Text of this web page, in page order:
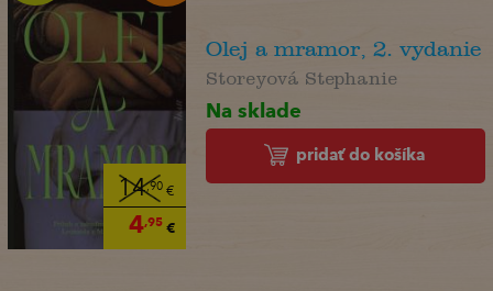
14,90€
4,95€
Olej a mramor, 2. vydanie
Storeyová Stephanie
Na sklade
pridať do košíka